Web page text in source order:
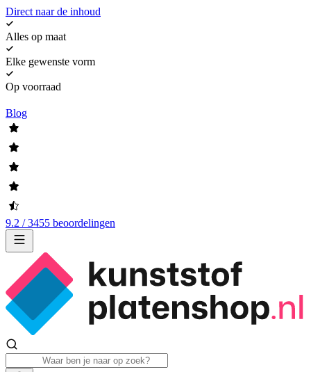
Direct naar de inhoud
Alles op maat
Elke gewenste vorm
Op voorraad
Blog
9.2 / 3455 beoordelingen